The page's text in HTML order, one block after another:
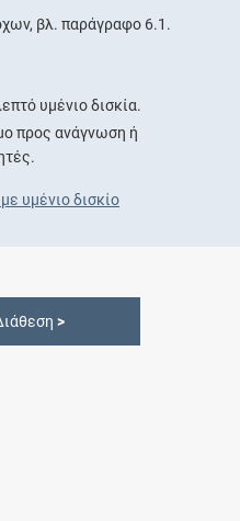
βλ. παράγραφο 6.1.
υμένιο δισκία.
προς ανάγνωση ή
υμένιο δισκίο
>